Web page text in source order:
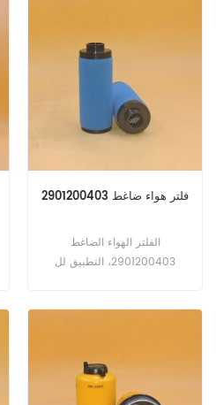
فلتر هواء ضاغط 2901200403
الفلتر الهواء الضاغط
2901200403، التطبيق لل